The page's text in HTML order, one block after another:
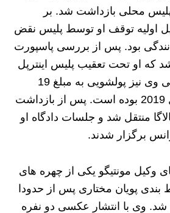
پلیس محلی بازداشت شد. بر
اولیه توقف او توسط پلیس نقض
بود. پس از بررسی پاسپورت
او تحت تعقیب پلیس اینترپل
می باشد و اتهام اصلی وی نیز پولشویی به مبلغ 19
میلیارد تومان از سال 2019 بوده است. پس از بازداشت
منتقل شد و جلسات دادگاه او
برگزار شدند.
وکیل مونتیگو یکی از چهره های
پویان مختاری پس از حدودا
شد. وی با انتشار عکسی دو نفره